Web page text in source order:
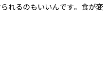
れるのもいいんです。食が変